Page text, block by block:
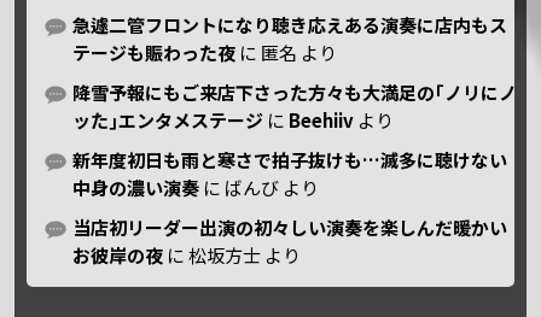
急遽二管フロントになり聴き応えある演奏に店内もス
テージも賑わった夜 に 匿名 より
降雪予報にもご来店下さった方々も大満足の｢ノリにノ
ッた｣エンタメステージ に Beehiiv より
新年度初日も雨と寒さで拍子抜けも…滅多に聴けない
中身の濃い演奏 に ばんび より
当店初リーダー出演の初々しい演奏を楽しんだ暖かい
お彼岸の夜 に松坂方士 より